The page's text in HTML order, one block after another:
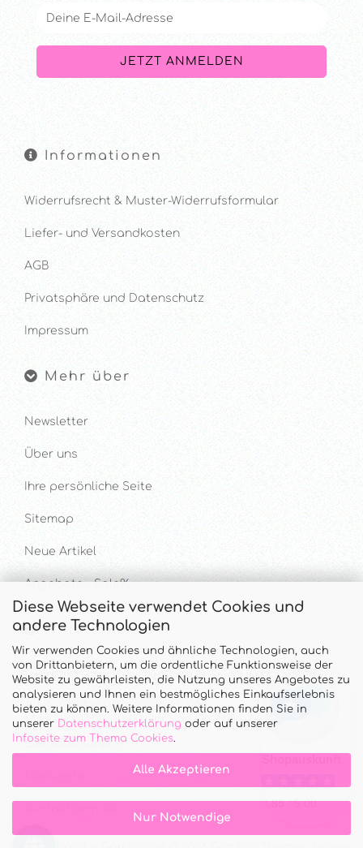
Diese Webseite verwendet Cookies und
andere Technologien
Wir verwenden Cookies und ähnliche Technologien, auch
von Drittanbietern, um die ordentliche Funktionsweise der
Website zu gewährleisten, die Nutzung unseres Angebotes zu
analysieren und Ihnen ein bestmögliches Einkaufserlebnis
bieten zu können. Weitere Informationen finden Sie in
unserer Datenschutzerklärung oder auf unserer
Infoseite zum Thema Cookies.
Alle Akzeptieren
Nur Notwendige
Informationen
Widerrufsrecht & Muster-Widerrufsformular
Liefer- und Versandkosten
AGB
Privatsphäre und Datenschutz
Impressum
Mehr über
Newsletter
Über uns
Ihre persönliche Seite
Sitemap
Neue Artikel
Angebote - Sale%
Hilfe & Kontakt
UNTERSTÜTZUNG UND BERATUNG UNTER
Tel. & WhatsApp: 034328 340688
Mo - Do.: 10:00 - 16:00 Uhr und Fr.: 9:00 - 13:00 Uhr
Callback Service